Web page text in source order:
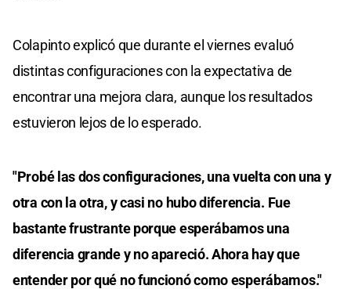
Colapinto explicó que durante el viernes evaluó
distintas configuraciones con la expectativa de
encontrar una mejora clara, aunque los resultados
estuvieron lejos de lo esperado.
"Probé las dos configuraciones, una vuelta con una y
otra con la otra, y casi no hubo diferencia. Fue
bastante frustrante porque esperábamos una
diferencia grande y no apareció. Ahora hay que
entender por qué no funcionó como esperábamos."